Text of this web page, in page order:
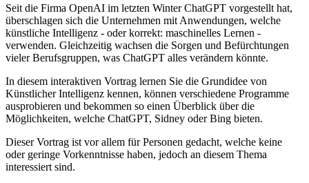
Seit die Firma OpenAI im letzten Winter ChatGPT vorgestellt hat,
überschlagen sich die Unternehmen mit Anwendungen, welche
künstliche Intelligenz - oder korrekt: maschinelles Lernen -
verwenden. Gleichzeitig wachsen die Sorgen und Befürchtungen
vieler Berufsgruppen, was ChatGPT alles verändern könnte.
In diesem interaktiven Vortrag lernen Sie die Grundidee von
Künstlicher Intelligenz kennen, können verschiedene Programme
ausprobieren und bekommen so einen Überblick über die
Möglichkeiten, welche ChatGPT, Sidney oder Bing bieten.
Dieser Vortrag ist vor allem für Personen gedacht, welche keine
oder geringe Vorkenntnisse haben, jedoch an diesem Thema
interessiert sind.